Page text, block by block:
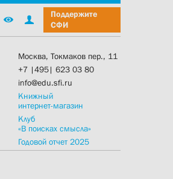
Поддержите
СФИ
Москва, Токмаков пер., 11
+7 |495| 623 03 80
info@edu.sfi.ru
Книжный
интернет-магазин
Клуб
«В поисках смысла»
Годовой отчет 2025